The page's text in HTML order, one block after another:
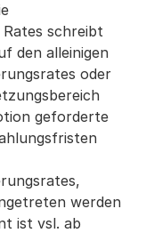
schreibt
den alleinigen
oder
geforderte
werden
ist vsl. ab